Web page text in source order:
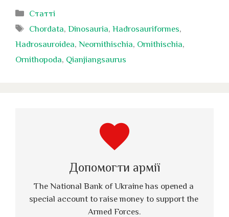
Категорії
Статті
Позначки
Chordata,Dinosauria,Hadrosauriformes,
Hadrosauroidea, Neornithischia, Ornithischia,
Ornithopoda, Qianjiangsaurus
favorite
Допомогти армії
The National Bank of Ukraine has opened a
special account to raise money to support the
Armed Forces.